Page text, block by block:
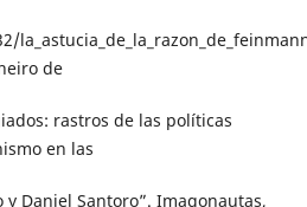
de
rastros de las políticas
en las
y Daniel Santoro”. Imagonautas,